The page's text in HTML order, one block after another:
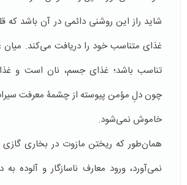
شاید راز این روشنی دائمی در آن باشد که
غذای متناسب خود را دریافت می‌کند. میان
تناسب باشد؛ غذای جسم، نان است و
چون دلِ مؤمن پیوسته از چشمۀ معرفت
خاموش نمی‌شود.
همان‌طور که ریختن مازوت در بخاری
نمی‌آورد، ورود معارف ناسازگار و آلوده